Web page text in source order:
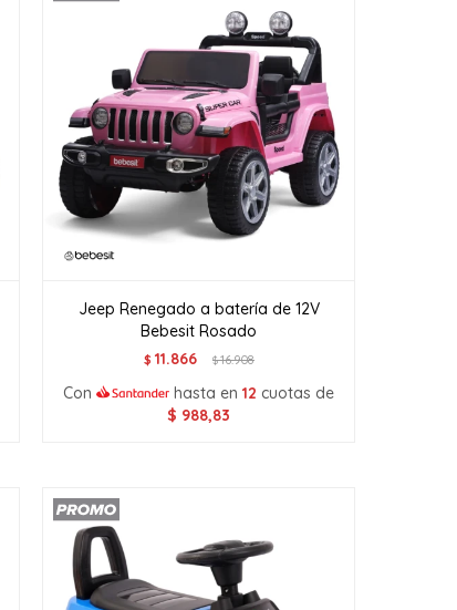
Jeep Renegado a batería de 12V
Bebesit Rosado
$ 11.866 $16.908
Con hasta en12 cuotas de
$ 988,83